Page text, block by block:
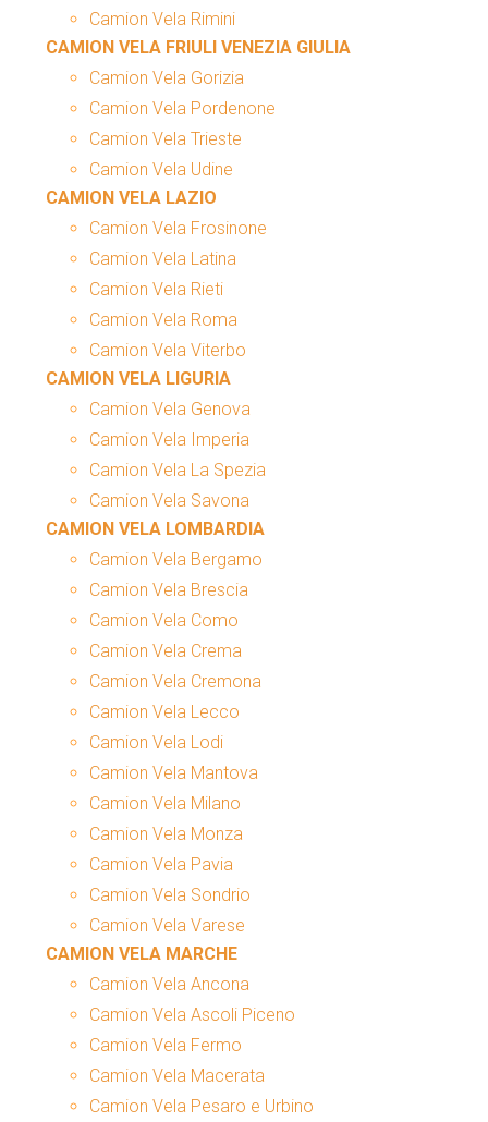
Camion Vela Rimini
CAMION VELA FRIULI VENEZIA GIULIA
Camion Vela Gorizia
Camion Vela Pordenone
Camion Vela Trieste
Camion Vela Udine
CAMION VELA LAZIO
Camion Vela Frosinone
Camion Vela Latina
Camion Vela Rieti
Camion Vela Roma
Camion Vela Viterbo
CAMION VELA LIGURIA
Camion Vela Genova
Camion Vela Imperia
Camion Vela La Spezia
Camion Vela Savona
CAMION VELA LOMBARDIA
Camion Vela Bergamo
Camion Vela Brescia
Camion Vela Como
Camion Vela Crema
Camion Vela Cremona
Camion Vela Lecco
Camion Vela Lodi
Camion Vela Mantova
Camion Vela Milano
Camion Vela Monza
Camion Vela Pavia
Camion Vela Sondrio
Camion Vela Varese
CAMION VELA MARCHE
Camion Vela Ancona
Camion Vela Ascoli Piceno
Camion Vela Fermo
Camion Vela Macerata
Camion Vela Pesaro e Urbino